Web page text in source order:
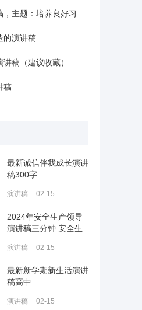
的演讲稿
稿（建议收藏）
稿
最新诚信伴我成长演讲
稿300字
演讲稿 02-15
2024年安全生产领导
演讲稿三分钟 安全生
演讲稿 02-15
最新新学期新生活演讲
稿高中
演讲稿 02-15